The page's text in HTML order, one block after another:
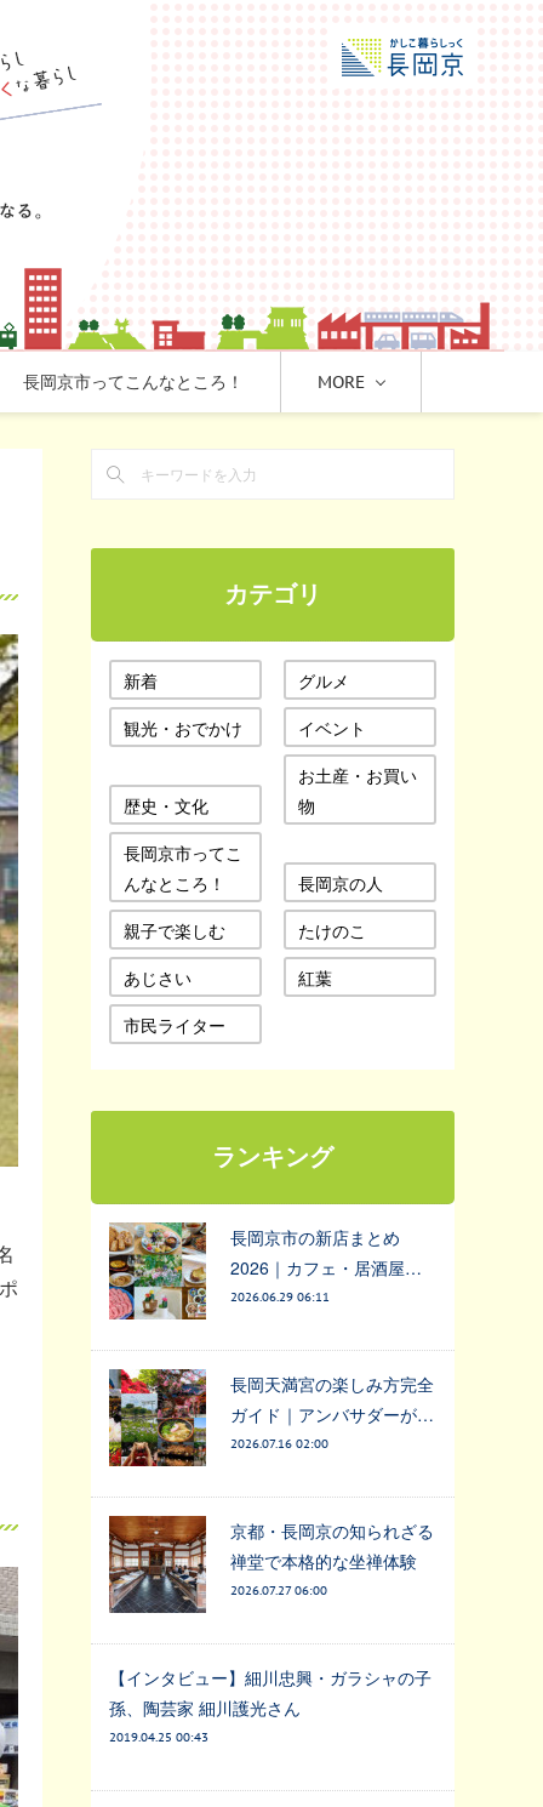
長岡京市ってこんなところ！ MORE
カテゴリ
新着
グルメ
観光・おでかけ
イベント
歴史・文化
お土産・お買い
物
長岡京市ってこ
んなところ！
長岡京の人
親子で楽しむ
たけのこ
あじさい
紅葉
市民ライター
ランキング
長岡京市の新店まとめ
2026｜カフェ・居酒屋…
2026.06.29 06:11
長岡天満宮の楽しみ方完全
ガイド｜アンバサダーが…
2026.07.16 02:00
京都・長岡京の知られざる
禅堂で本格的な坐禅体験
2026.07.27 06:00
【インタビュー】細川忠興・ガラシャの子
孫、陶芸家 細川護光さん
2019.04.25 00:43